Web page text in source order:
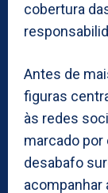
cobertura
Antes de
figuras
às redes
marcado por
desabafo
acompanhar